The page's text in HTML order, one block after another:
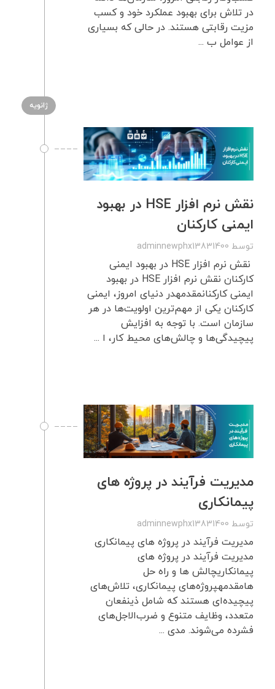
در تلاش برای بهبود عملکرد خود و کسب
مزیت رقابتی هستند. در حالی که بسیاری
از عوامل ب ...
ژانویه
نقش نرم افزار HSE در بهبود
ایمنی کارکنان
توسط adminnewphx13831400
نقش نرم افزار HSE در بهبود ایمنی
کارکنان نقش نرم افزار HSE در بهبود
ایمنی کارکنانمقدمهدر دنیای امروز، ایمنی
کارکنان یکی از مهم‌ترین اولویت‌ها در هر
سازمان است. با توجه به افزایش
پیچیدگی‌ها و چالش‌های محیط کار، ا ...
مدیریت فرآیند در پروژه های
پیمانکاری
توسط adminnewphx13831400
مدیریت فرآیند در پروژه های پیمانکاری
مدیریت فرآیند در پروژه های
پیمانکاریچالش ها و راه حل
هامقدمهپروژه‌های پیمانکاری، تلاش‌های
پیچیده‌ای هستند که شامل ذینفعان
متعدد، وظایف متنوع و ضرب‌الاجل‌های
فشرده می‌شوند. مدی ...